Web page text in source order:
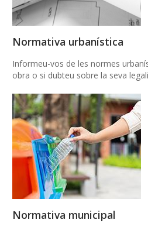
Normativa urbanística
Informeu-vos de les normes
obra o si dubteu sobre la seva
Normativa municipal